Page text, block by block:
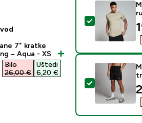
7" kratke
– Aqua - XS
price
Bilo
26,00 €‎
Uštedi
6,20 €‎
Odaberi
Odaberi